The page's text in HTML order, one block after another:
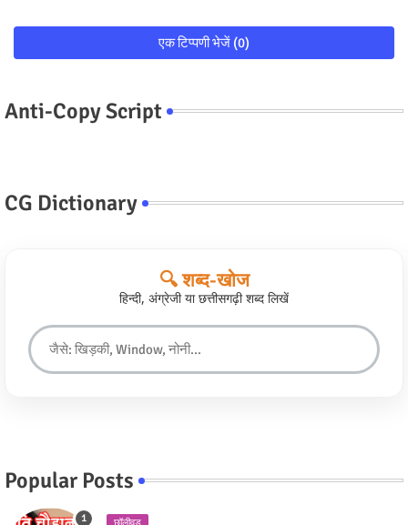
एक टिप्पणी भेजें (0)
Anti-Copy Script
CG Dictionary
🔍 शब्द-खोज
हिन्दी, अंग्रेजी या छत्तीसगढ़ी शब्द लिखें
Popular Posts
छॉलीवुड